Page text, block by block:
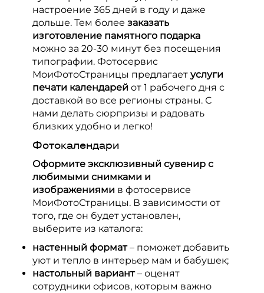
настроение 365 дней в году и даже
дольше. Тем более заказать
изготовление памятного подарка
можно за 20-30 минут без посещения
типографии. Фотосервис
МоиФотоСтраницы предлагает услуги
печати календарей от 1 рабочего дня с
доставкой во все регионы страны. С
нами делать сюрпризы и радовать
близких удобно и легко!
Фотокалендари
Оформите эксклюзивный сувенир с
любимыми снимками и
изображениями в фотосервисе
МоиФотоСтраницы. В зависимости от
того, где он будет установлен,
выберите из каталога:
настенный формат– поможет добавить
уют и тепло в интерьер мам и бабушек;
настольный вариант– оценят
сотрудники офисов, которым важно